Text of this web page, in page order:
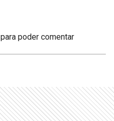
para poder comentar